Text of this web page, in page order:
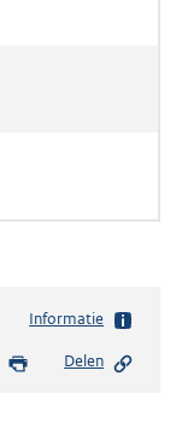
Informatie
Delen